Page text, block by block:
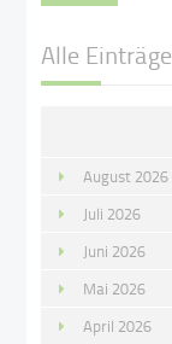
Alle Einträge
August 2026
Juli 2026
Juni 2026
Mai 2026
April 2026